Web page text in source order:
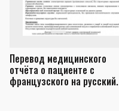
Перевод медицинского
отчёта о пациенте с
французского на русский.